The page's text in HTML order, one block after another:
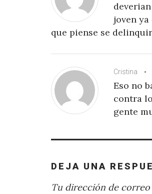
joven
que piense se
Cristina
Eso no
contra
gente
DEJA UNA
Tu dirección de